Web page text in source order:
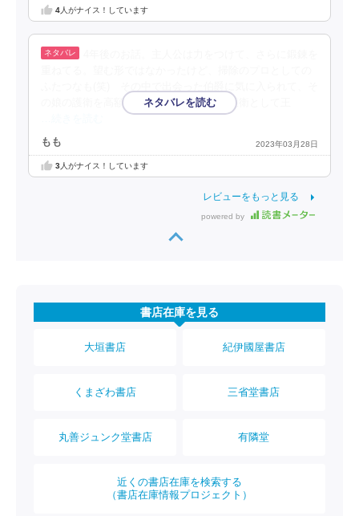
4人がナイス！しています
の娘の護衛を高額賃金で了承。娘さんの護衛として王
もも 2023年03月28日
3人がナイス！しています
レビューをもっと見る
powered by
書店在庫を見る
大垣書店 紀伊國屋書店
くまざわ書店 三省堂書店
丸善ジュンク堂書店 有隣堂
近くの書店在庫を検索する
（書店在庫情報プロジェクト）